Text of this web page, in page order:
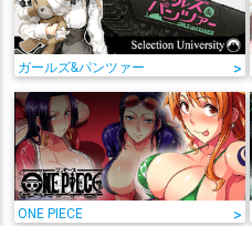
ガールズ&パンツァー >
ONE PIECE >